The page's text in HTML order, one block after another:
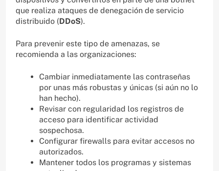
que realiza ataques de denegación de servicio
distribuido (DDoS).
Para prevenir este tipo de amenazas, se
recomienda a las organizaciones:
Cambiar inmediatamente las contraseñas
por unas más robustas y únicas (si aún no lo
han hecho).
Revisar con regularidad los registros de
acceso para identificar actividad
sospechosa.
Configurar firewalls para evitar accesos no
autorizados.
Mantener todos los programas y sistemas